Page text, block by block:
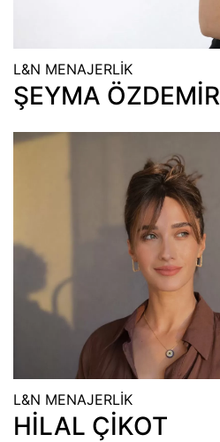
L&N MENAJERLİK
ŞEYMA ÖZDEMİR
L&N MENAJERLİK
HİLAL ÇİKOT